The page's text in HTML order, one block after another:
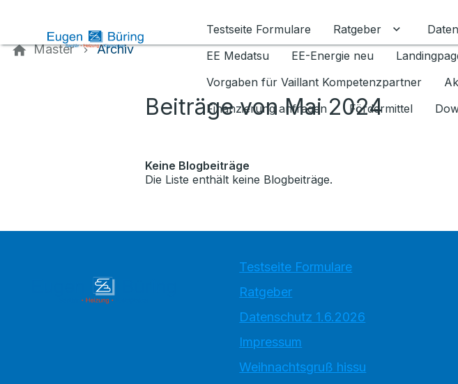
Testseite Formulare
Ratgeber
EE Medatsu
EE-Energie neu
Vorgaben für Vaillant Kompetenzpartner
Finanzierung anfragen
Fördermittel
Master Archiv
Beiträge von Mai 2024
Keine Blogbeiträge
Die Liste enthält keine Blogbeiträge.
Testseite Formulare
Ratgeber
Datenschutz 1.6.2026
Impressum
Weihnachtsgruß hissu